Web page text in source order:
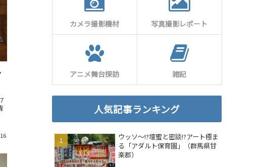
カメラ撮影機材 写真撮影レポート
アニメ舞台探訪 雑記
人気記事ランキング
ウッソ～!?壇蜜と密談!?アート極ま
る「アダルト保育園」（群馬県甘
楽郡）